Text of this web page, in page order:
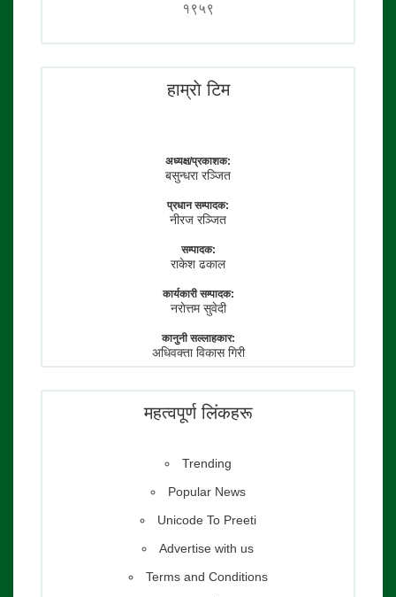
१९५९
हाम्राे टिम
अध्यक्ष/प्रकाशक:
बसुन्धरा रञ्जित
प्रधान सम्पादक:
नीरज रञ्जित
सम्पादक:
राकेश ढकाल
कार्यकारी सम्पादक:
नराेत्तम सुवेदी
कानुनी सल्लाहकार:
अधिवक्ता विकास गिरी
महत्वपूर्ण लिंकहरू
Trending
Popular News
Unicode To Preeti
Advertise with us
Terms and Conditions